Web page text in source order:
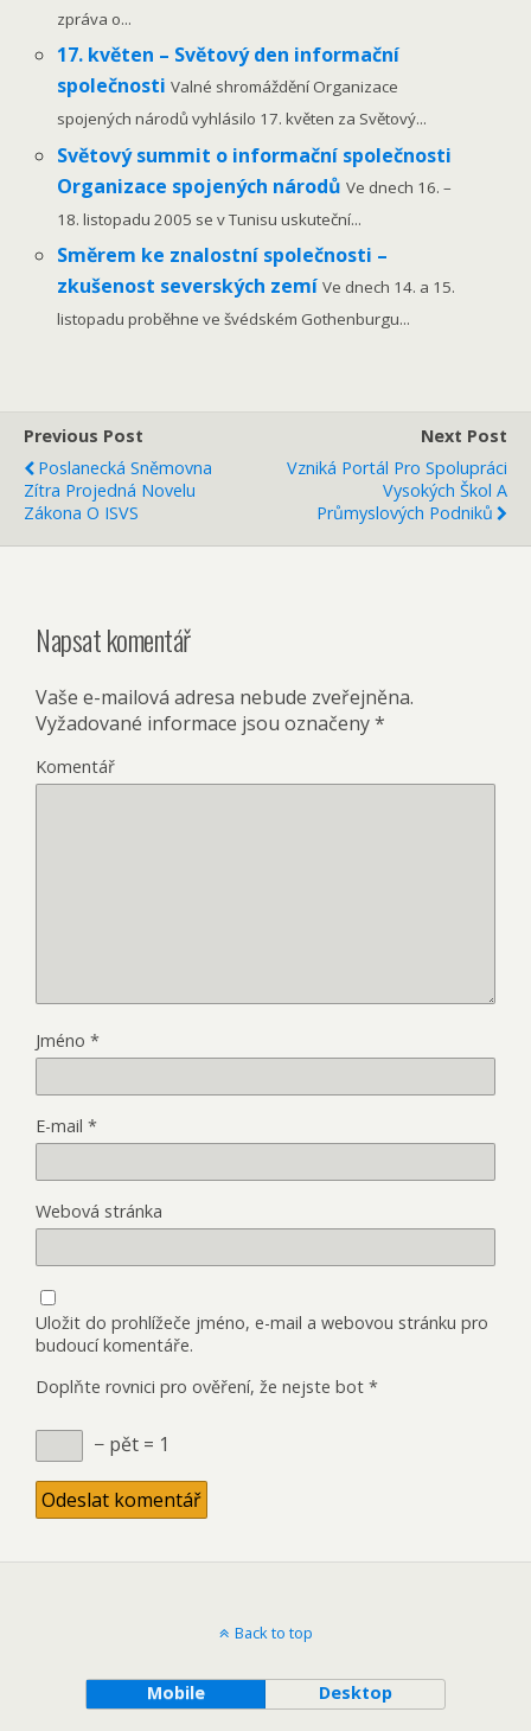
zpráva o...
17. květen – Světový den informační
společnostiValné shromáždění Organizace
spojených národů vyhlásilo 17. květen za Světový...
Světový summit o informační společnosti
Organizace spojených národůVe dnech 16. –
18. listopadu 2005 se v Tunisu uskuteční...
Směrem ke znalostní společnosti –
zkušenost severských zemíVe dnech 14. a 15.
listopadu proběhne ve švédském Gothenburgu...
Previous Post
Poslanecká Sněmovna
Zítra Projedná Novelu
Zákona O ISVS
Next Post
Vzniká Portál Pro Spolupráci
Vysokých Škol A
Průmyslových Podniků
Napsat komentář
Vaše e-mailová adresa nebude zveřejněna.
Vyžadované informace jsou označeny*
Komentář
Jméno *
E-mail *
Webová stránka
Uložit do prohlížeče jméno, e-mail a webovou stránku pro
budoucí komentáře.
Doplňte rovnici pro ověření, že nejste bot *
− pět = 1
Back to top
Mobile Desktop